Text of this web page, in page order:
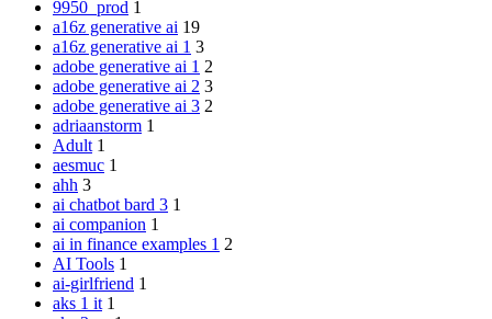
9950_prod 1
a16z generative ai 19
a16z generative ai 1 3
adobe generative ai 1 2
adobe generative ai 2 3
adobe generative ai 3 2
adriaanstorm 1
Adult 1
aesmuc 1
ahh 3
ai chatbot bard 3 1
ai companion 1
ai in finance examples 1 2
AI Tools 1
ai-girlfriend 1
aks 1 it 1